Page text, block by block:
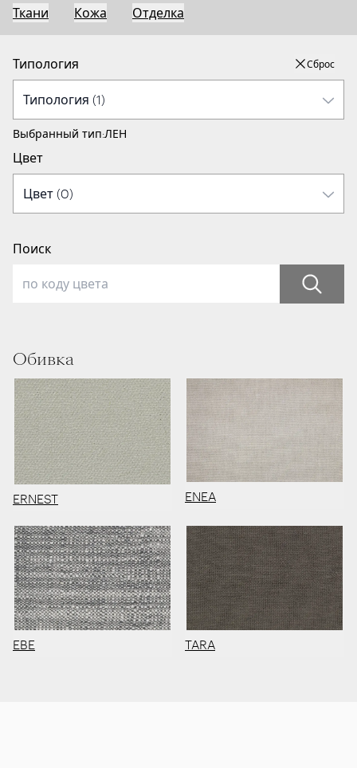
Ткани Кожа Отделка
Типология Сброс
Выбранный тип:ЛЕН
Цвет
Поиск
Обивка
ERNEST ENEA
EBE TARA